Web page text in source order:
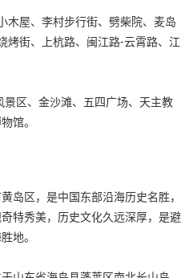
木屋、李村步行街、劈柴院、麦岛
烤街、上杭路、闽江路-云霄路、江
区、金沙滩、五四广场、天主教
馆。
岛区，是中国东部沿海历史名胜，
特秀美，历史文化久远深厚，是避
地。